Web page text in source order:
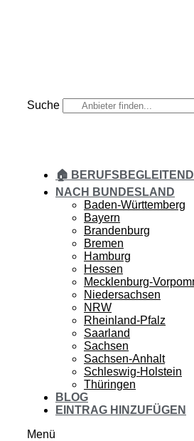
Suche
🏠
NACH BUNDESLAND
Baden-Württemberg
Bayern
Brandenburg
Bremen
Hamburg
Hessen
Mecklenburg-
Niedersachsen
NRW
Rheinland-Pfalz
Saarland
Sachsen
Sachsen-Anhalt
Schleswig-Holstein
Thüringen
BLOG
EINTRAG HINZUFÜGEN
Menü